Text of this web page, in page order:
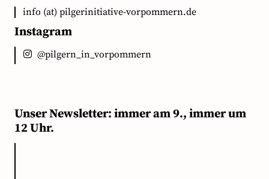
info (at) pilgerinitiative-vorpommern.de
Instagram
@pilgern_in_vorpommern
Unser Newsletter: immer am 9., immer um
12 Uhr.